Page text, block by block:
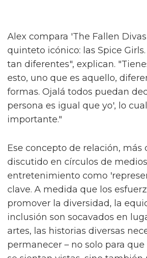
Alex, conocido por sus papeles
en 'And Juliet' y 'Dear Evan
el programa como "una historia
verdadera de hermandad,